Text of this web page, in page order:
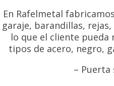
En Rafelmetal
garaje, barandillas,
lo que el cliente pueda
tipos de acero, negro,
– Puerta